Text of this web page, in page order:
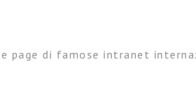
page di famose intranet